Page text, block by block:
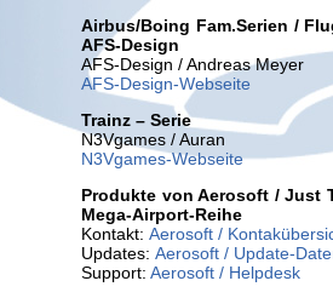
Airbus/Boing Fam.Serien /
AFS-Design
AFS-Design / Andreas Meyer
AFS-Design-Webseite
Trainz – Serie
N3Vgames / Auran
N3Vgames-Webseite
Produkte von Aerosoft / Just
Mega-Airport-Reihe
Kontakt: Aerosoft /
Updates: Aerosoft / Update-
Support: Aerosoft / Helpdesk